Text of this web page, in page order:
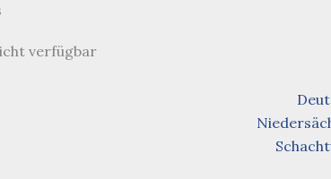
verfügbar